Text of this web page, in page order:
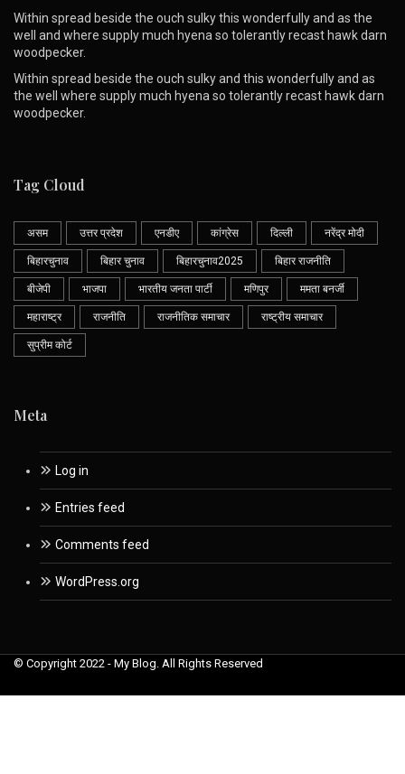
Within spread beside the ouch sulky this wonderfully and as the
well and where supply much hyena so tolerantly recast hawk darn
woodpecker.
Within spread beside the ouch sulky and this wonderfully and as
the well where supply much hyena so tolerantly recast hawk darn
woodpecker.
Tag Cloud
असम उत्तर प्रदेश एनडीए कांग्रेस दिल्ली नरेंद्र मोदी
बिहारचुनाव बिहार चुनाव बिहारचुनाव2025 बिहार राजनीति
बीजेपी भाजपा भारतीय जनता पार्टी मणिपुर ममता बनर्जी
महाराष्ट्र राजनीति राजनीतिक समाचार राष्ट्रीय समाचार
सुप्रीम कोर्ट
Meta
Log in
Entries feed
Comments feed
WordPress.org
© Copyright 2022 - My Blog. All Rights Reserved